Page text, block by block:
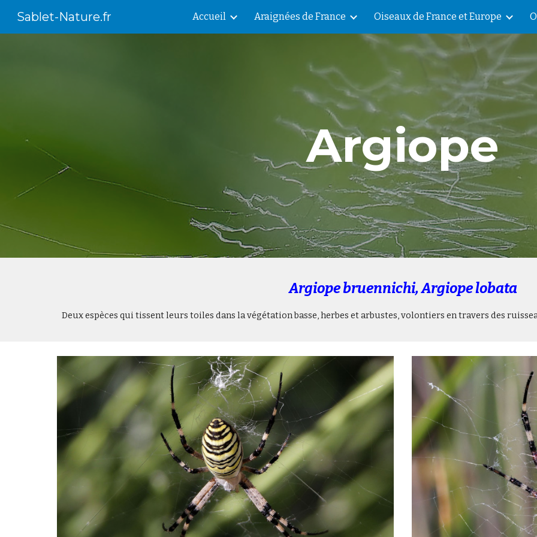
Skip to main content Skip to
Sablet-Nature.fr Accueil Araignées de France Oiseaux de France et Europe
Argiope
Argiope bruennichi, Argiope lobata
Deux espèces qui tissent leurs toiles dans la végétation basse, herbes et arbustes, volontiers en travers des